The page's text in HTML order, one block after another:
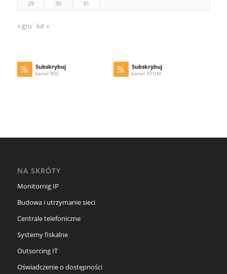
29
30 31
« gru lut »
Subskrybuj
kanał RSS
Subskrybuj
kanał ATOM
NA SKRÓTY
Monitornig IP
Budowa i utrzymanie sieci
Centrale telefoniczne
Systemy fiskalne
Outsorcing IT
Oświadczenie o dostępności